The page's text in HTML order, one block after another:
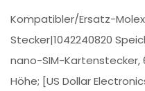
Kompatibler/Ersatz-
Stecker|1042240820
nano-SIM-Kartenstecker,
Höhe; [US Dollar